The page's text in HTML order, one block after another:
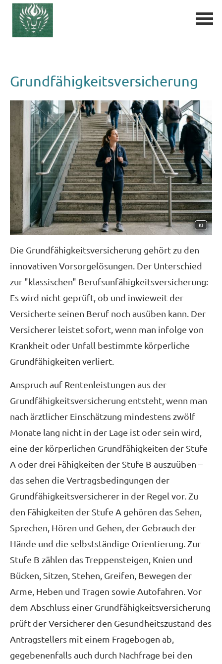
Grundfähigkeitsversicherung
KI
Die Grundfähigkeitsversicherung gehört zu den
innovativen Vorsorgelösungen. Der Unterschied
zur "klassischen" Berufs­unfähig­keitsversicherung:
Es wird nicht geprüft, ob und inwieweit der
Versicherte seinen Beruf noch ausüben kann. Der
Versicherer leistet sofort, wenn man infolge von
Krankheit oder Unfall bestimmte körperliche
Grundfähigkeiten verliert.
Anspruch auf Rentenleistungen aus der
Grundfähigkeitsversicherung entsteht, wenn man
nach ärztlicher Einschätzung mindestens zwölf
Monate lang nicht in der Lage ist oder sein wird,
eine der körperlichen Grundfähigkeiten der Stufe
A oder drei Fähigkeiten der Stufe B auszuüben –
das sehen die Vertragsbedingungen der
Grundfähigkeitsversicherer in der Regel vor. Zu
den Fähigkeiten der Stufe A gehören das Sehen,
Sprechen, Hören und Gehen, der Gebrauch der
Hände und die selbstständige Orientierung. Zur
Stufe B zählen das Treppensteigen, Knien und
Bücken, Sitzen, Stehen, Greifen, Bewegen der
Arme, Heben und Tragen sowie Autofahren. Vor
dem Abschluss einer Grundfähigkeitsversicherung
prüft der Versicherer den Gesundheitszustand des
Antragstellers mit einem Fragebogen ab,
gegebenenfalls auch durch Nachfrage bei den